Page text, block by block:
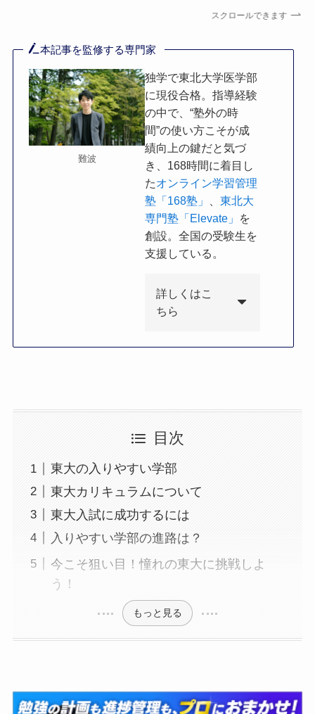
スクロールできます
本記事を監修する専門家
難波
独学で東北大学医学部
に現役合格。指導経験
の中で、“塾外の時
間”の使い方こそが成
績向上の鍵だと気づ
き、168時間に着目し
たオンライン学習管理
塾「168塾」
東北大
専門塾「Elevate」
を
創設。全国の受験生を
支援している。
詳しくはこ
ちら
目次
東大の入りやすい学部
東大カリキュラムについて
東大入試に成功するには
入りやすい学部の進路は？
今こそ狙い目！憧れの東大に挑戦しよ
う！
もっと見る